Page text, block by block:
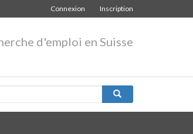
Inscription
Connexion
d'emploi en Suisse